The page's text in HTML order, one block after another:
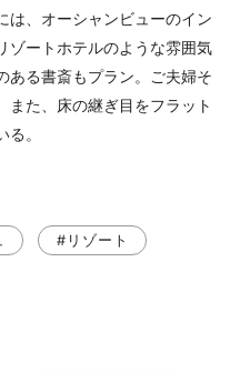
、オーシャンビューのイン
ゾートホテルのような雰囲気
ある書斎もプラン。ご夫婦そ
また、床の継ぎ目をフラット
。
#リゾート